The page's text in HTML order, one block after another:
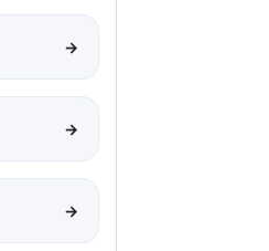
→
→
→